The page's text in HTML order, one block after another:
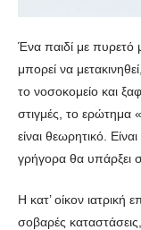
Ένα παιδί με πυρετό
μπορεί να
το νοσοκομείο και
στιγμές, το ερώτημα
είναι θεωρητικό.
γρήγορα θα υπάρξει
Η κατ’ οίκον ιατρική
σοβαρές καταστάσεις,